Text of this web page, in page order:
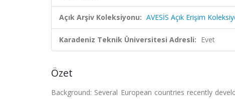
Açık Arşiv Koleksiyonu: AVESİS Açık Erişim
Karadeniz Teknik Üniversitesi Adresli: Evet
Özet
Background: Several European countries recently